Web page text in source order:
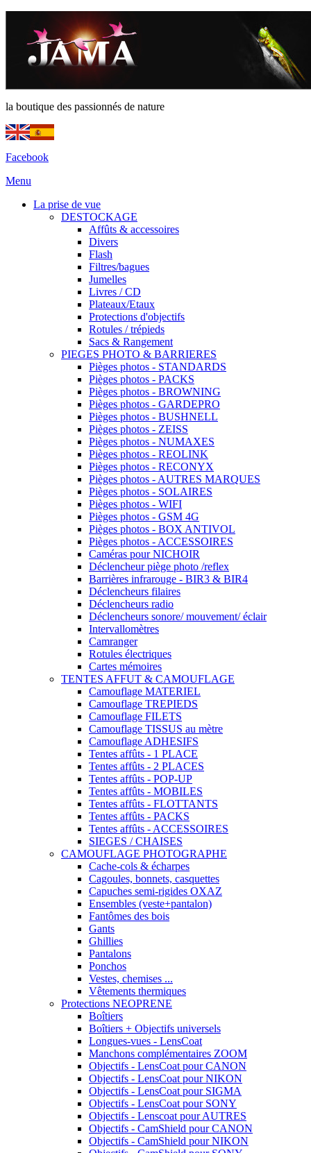
la boutique des passionnés de nature
Facebook
Menu
La prise de vue
DESTOCKAGE
Affûts & accessoires
Divers
Flash
Filtres/bagues
Jumelles
Livres / CD
Plateaux/Etaux
Protections d'objectifs
Rotules / trépieds
Sacs & Rangement
PIEGES PHOTO & BARRIERES
Pièges photos - STANDARDS
Pièges photos - PACKS
Pièges photos - BROWNING
Pièges photos - GARDEPRO
Pièges photos - BUSHNELL
Pièges photos - ZEISS
Pièges photos - NUMAXES
Pièges photos - REOLINK
Pièges photos - RECONYX
Pièges photos - AUTRES MARQUES
Pièges photos - SOLAIRES
Pièges photos - WIFI
Pièges photos - GSM 4G
Pièges photos - BOX ANTIVOL
Pièges photos - ACCESSOIRES
Caméras pour NICHOIR
Déclencheur piège photo /reflex
Barrières infrarouge - BIR3 & BIR4
Déclencheurs filaires
Déclencheurs radio
Déclencheurs sonore/ mouvement/ éclair
Intervallomètres
Camranger
Rotules électriques
Cartes mémoires
TENTES AFFUT & CAMOUFLAGE
Camouflage MATERIEL
Camouflage TREPIEDS
Camouflage FILETS
Camouflage TISSUS au mètre
Camouflage ADHESIFS
Tentes affûts - 1 PLACE
Tentes affûts - 2 PLACES
Tentes affûts - POP-UP
Tentes affûts - MOBILES
Tentes affûts - FLOTTANTS
Tentes affûts - PACKS
Tentes affûts - ACCESSOIRES
SIEGES / CHAISES
CAMOUFLAGE PHOTOGRAPHE
Cache-cols & écharpes
Cagoules, bonnets, casquettes
Capuches semi-rigides OXAZ
Ensembles (veste+pantalon)
Fantômes des bois
Gants
Ghillies
Pantalons
Ponchos
Vestes, chemises ...
Vêtements thermiques
Protections NEOPRENE
Boîtiers
Boîtiers + Objectifs universels
Longues-vues - LensCoat
Manchons complémentaires ZOOM
Objectifs - LensCoat pour CANON
Objectifs - LensCoat pour NIKON
Objectifs - LensCoat pour SIGMA
Objectifs - LensCoat pour SONY
Objectifs - Lenscoat pour AUTRES
Objectifs - CamShield pour CANON
Objectifs - CamShield pour NIKON